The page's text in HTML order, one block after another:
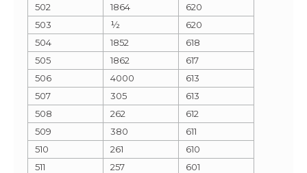
502
1864
620
503
½
620
504
1852
618
505
1862
617
506
4000
613
507
305
613
508
262
612
509
380
611
510
261
610
511
257
601